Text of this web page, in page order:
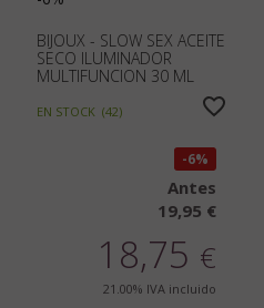
BIJOUX - SLOW SEX ACEITE
SECO ILUMINADOR
MULTIFUNCION 30 ML
EN STOCK (42)
6%
Antes
19,95 €
18,75 €
21.00% IVA incluido